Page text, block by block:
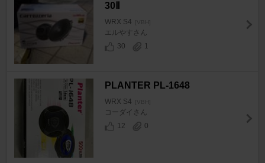
30Ⅱ
WRX S4 [VBH]
エルやすさん
30
1
PLANTER PL-1648
WRX S4 [VBH]
コーダイさん
12
0